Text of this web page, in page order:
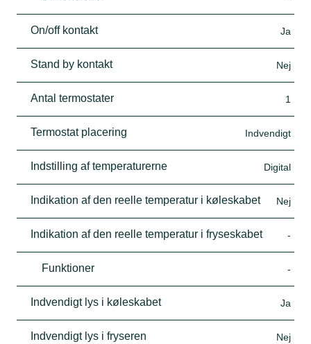
On/off kontakt Ja
Stand by kontakt Nej
Antal termostater 1
Termostat placering Indvendigt
Indstilling af temperaturerne Digital
Indikation af den reelle temperatur i køleskabet Nej
Indikation af den reelle temperatur i fryseskabet -
Funktioner -
Indvendigt lys i køleskabet Ja
Indvendigt lys i fryseren Nej